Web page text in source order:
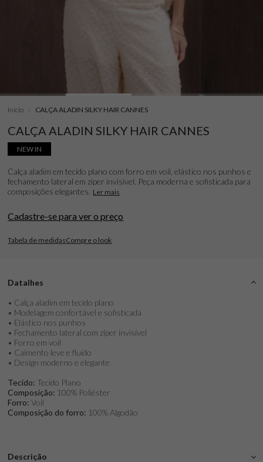
Início CALÇA ALADIN SILKY HAIR CANNES
CALÇA ALADIN SILKY HAIR CANNES
NEW IN
Calça aladim em tecido plano com forro em voil, elástico nos punhos e
fechamento lateral em zíper invisível. Peça moderna e sofisticada para
composições elegantes. Ler mais
Cadastre-se para ver o preço
Compre o look
Tabela de medidas
Datalhes
• Calça aladim em tecido plano
• Modelagem confortável e sofisticada
• Elástico nos punhos
• Fechamento lateral com zíper invisível
• Forro em voil
• Caimento leve e fluido
• Design moderno e elegante
Tecido: Tecido Plano
Composição: 100% Poliéster
Forro: Voil
Composição do forro: 100% Algodão
Descrição